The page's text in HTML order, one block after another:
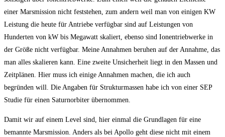
einer Marsmission nicht feststehen, zum andern weil man von einigen KW
Leistung die heute für Antriebe verfügbar sind auf Leistungen von
Hunderten von kW bis Megawatt skaliert, ebenso sind Ionentriebwerke in
der Größe nicht verfügbar. Meine Annahmen beruhen auf der Annahme, das
man alles skalieren kann. Eine zweite Unsicherheit liegt in den Massen und
Zeitplänen. Hier muss ich einige Annahmen machen, die ich auch
begründen will. Die Angaben für Strukturmassen habe ich von einer SEP
Studie für einen Saturnorbiter übernommen.
Damit wir auf einem Level sind, hier einmal die Grundlagen für eine
bemannte Marsmission. Anders als bei Apollo geht diese nicht mit einem